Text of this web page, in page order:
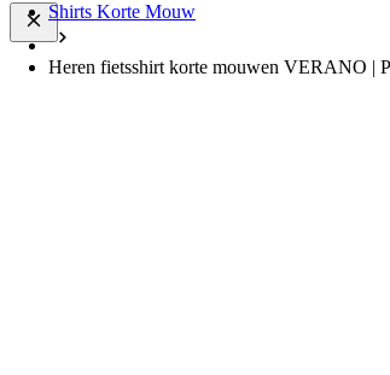
Shirts Korte Mouw
Heren fietsshirt korte mouwen VERANO |